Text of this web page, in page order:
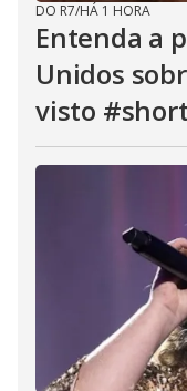
DO R7/HÁ 1 HORA
Entenda a
Unidos
visto